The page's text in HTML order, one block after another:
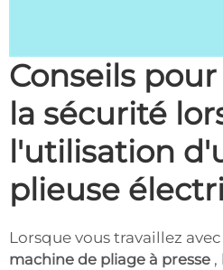
Conseils
la sécurité
l'utilisation
plieuse
Lorsque vous travaillez
machine de pliage à presse ,